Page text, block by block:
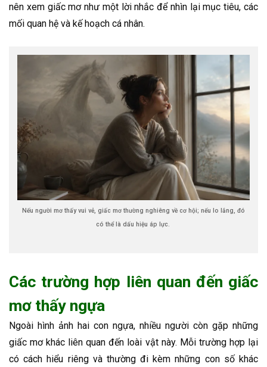
nên xem giấc mơ như một lời nhắc để nhìn lại mục tiêu, các
mối quan hệ và kế hoạch cá nhân.
Nếu người mơ thấy vui vẻ, giấc mơ thường nghiêng về cơ hội; nếu lo lắng, đó
có thể là dấu hiệu áp lực.
Các trường hợp liên quan đến giấc
mơ thấy ngựa
Ngoài hình ảnh hai con ngựa, nhiều người còn gặp những
giấc mơ khác liên quan đến loài vật này. Mỗi trường hợp lại
có cách hiểu riêng và thường đi kèm những con số khác